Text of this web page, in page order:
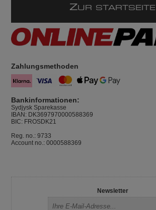
ZUR STARTSEITE
Zahlungsmethoden
Bankinformationen:
Sydjysk Sparekasse
IBAN: DK3697970000588369
BIC: FROSDK21
Reg. no.: 9733
Account no.: 0000588369
Newsletter